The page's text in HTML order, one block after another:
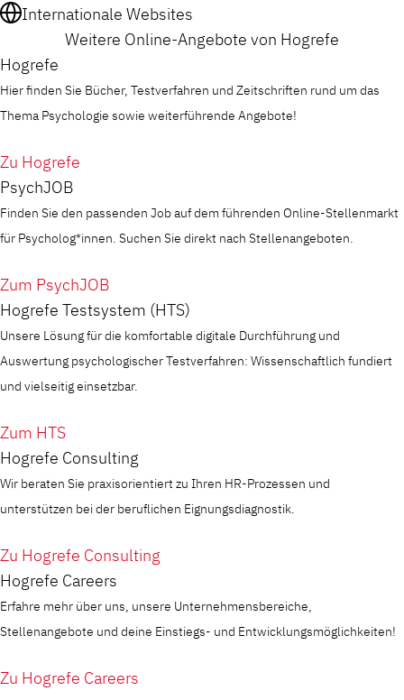
Internationale Websites
Weitere Online-Angebote von Hogrefe
Hogrefe
Hier finden Sie Bücher, Testverfahren und Zeitschriften rund um das
Thema Psychologie sowie weiterführende Angebote!
Zu Hogrefe
PsychJOB
Finden Sie den passenden Job auf dem führenden Online-Stellenmarkt
für Psycholog*innen. Suchen Sie direkt nach Stellenangeboten.
Zum PsychJOB
Hogrefe Testsystem (HTS)
Unsere Lösung für die komfortable digitale Durchführung und
Auswertung psychologischer Testverfahren: Wissenschaftlich fundiert
und vielseitig einsetzbar.
Zum HTS
Hogrefe Consulting
Wir beraten Sie praxisorientiert zu Ihren HR-Prozessen und
unterstützen bei der beruflichen Eignungsdiagnostik.
Zu Hogrefe Consulting
Hogrefe Careers
Erfahre mehr über uns, unsere Unternehmensbereiche,
Stellenangebote und deine Einstiegs- und Entwicklungsmöglichkeiten!
Zu Hogrefe Careers